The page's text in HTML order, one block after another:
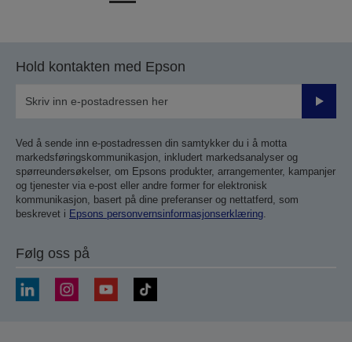
Hold kontakten med Epson
Send
Ved å sende inn e-postadressen din samtykker du i å motta
markedsføringskommunikasjon, inkludert markedsanalyser og
spørreundersøkelser, om Epsons produkter, arrangementer, kampanjer
og tjenester via e-post eller andre former for elektronisk
kommunikasjon, basert på dine preferanser og nettatferd, som
beskrevet i Epsons personvernsinformasjonserklæring.
Følg oss på